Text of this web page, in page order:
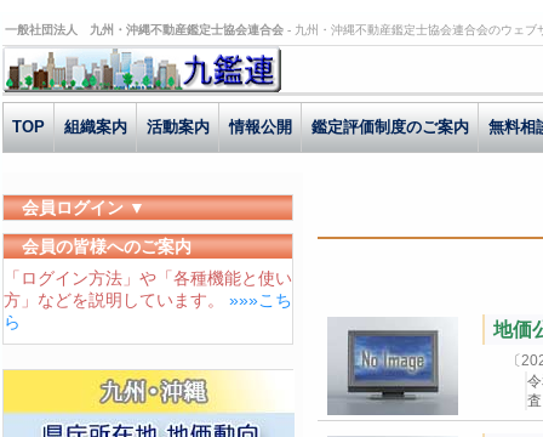
一般社団法人 九州・沖縄不動産鑑定士協会連合会 - 九州・沖縄不動産鑑定士協会連合会のウェ
TOP 組織案内 活動案内 情報公開 鑑定評価制度のご案内 無料相
地価
〔
会員ログイン ▼
ユーザーID
パスワード
会員の皆様へのご案内
「ログイン方法」や「各種機能と使い
方」などを説明しています。 »»»こち
ら